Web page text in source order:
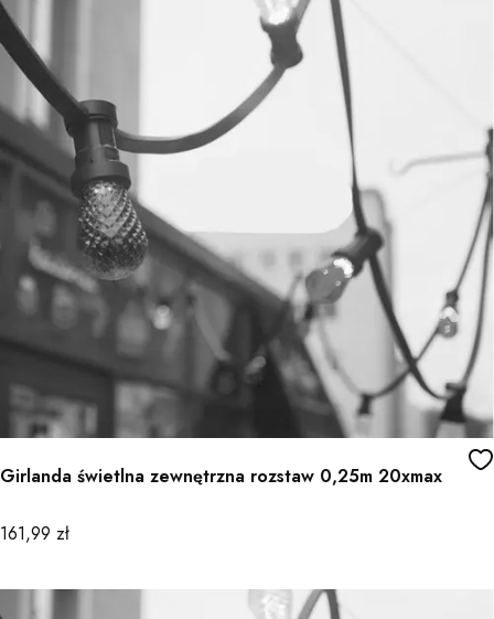
Girlanda świetlna zewnętrzna rozstaw 0,25m 20xmax
Cena
161,99 zł